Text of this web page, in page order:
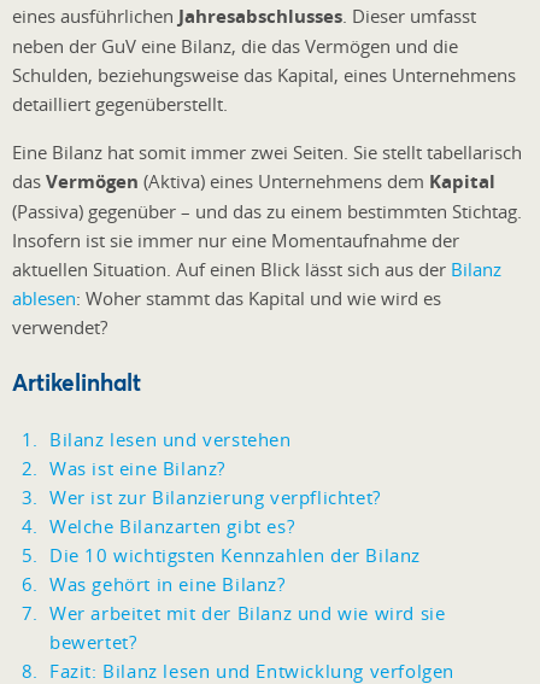
eines ausführlichen Jahresabschlusses . Dieser umfasst
neben der GuV eine Bilanz, die das Vermögen und die
Schulden, beziehungsweise das Kapital, eines Unternehmens
detailliert gegenüberstellt.
Eine Bilanz hat somit immer zwei Seiten. Sie stellt tabellarisch
das Vermögen (Aktiva) eines Unternehmens dem Kapital
(Passiva) gegenüber – und das zu einem bestimmten Stichtag.
Insofern ist sie immer nur eine Momentaufnahme der
aktuellen Situation. Auf einen Blick lässt sich aus der Bilanz
ablesen: Woher stammt das Kapital und wie wird es
verwendet?
Artikelinhalt
Bilanz lesen und verstehen
Was ist eine Bilanz?
Wer ist zur Bilanzierung verpflichtet?
Welche Bilanzarten gibt es?
Die 10 wichtigsten Kennzahlen der Bilanz
Was gehört in eine Bilanz?
Wer arbeitet mit der Bilanz und wie wird sie
bewertet?
Fazit: Bilanz lesen und Entwicklung verfolgen